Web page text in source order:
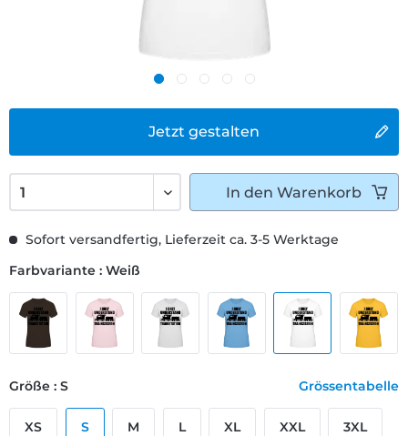
Jetzt gestalten
Sofort versandfertig, Lieferzeit ca. 3-5 Werktage
Farbvariante : Weiß
Größe : S Grössentabelle
XS S M L XL XXL 3XL
In den Warenkorb